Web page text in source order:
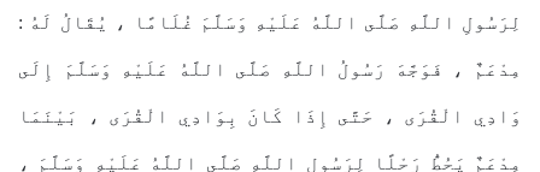
لِرَسُولِ اللَّهِ صَلَّى اللَّهُ عَلَيْهِ وَسَلَّمَ غُلَامًا ، يُقَالُ لَهُ :
مِدْعَمٌ ، فَوَجَّهَ رَسُولُ اللَّهِ صَلَّى اللَّهُ عَلَيْهِ وَسَلَّمَ إِلَى
وَادِي الْقُرَى ، حَتَّى إِذَا كَانَ بِوَادِي الْقُرَى ، بَيْنَمَا
مِدْعَمٌ يَحُطُّ رَحْلًا لِرَسُولِ اللَّهِ صَلَّى اللَّهُ عَلَيْهِ وَسَلَّمَ ،